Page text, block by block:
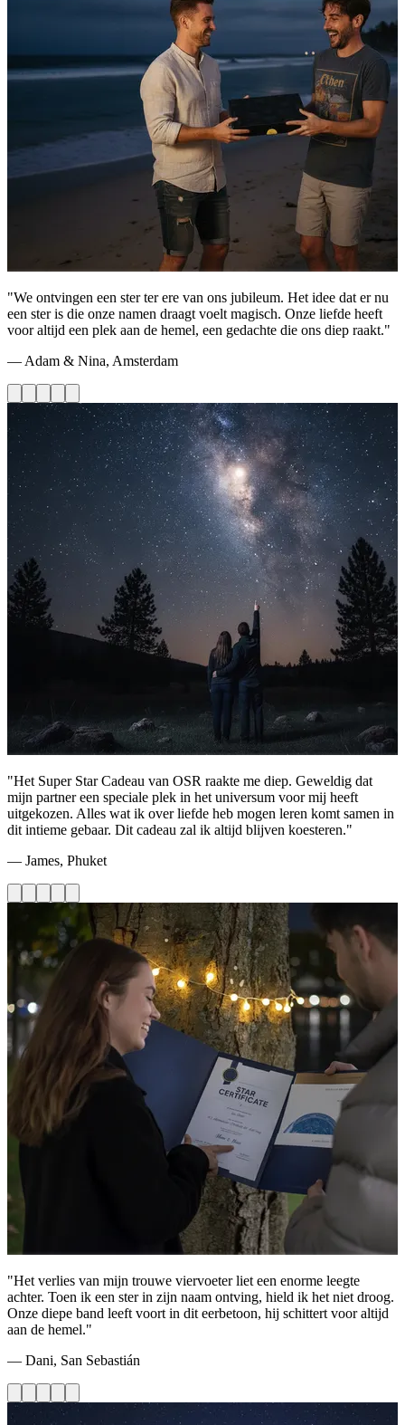
"We ontvingen een ster ter ere van ons jubileum. Het idee dat er nu
een ster is die onze namen draagt voelt magisch. Onze liefde heeft
voor altijd een plek aan de hemel, een gedachte die ons diep raakt."
— Adam & Nina, Amsterdam
"Het Super Star Cadeau van OSR raakte me diep. Geweldig dat
mijn partner een speciale plek in het universum voor mij heeft
uitgekozen. Alles wat ik over liefde heb mogen leren komt samen in
dit intieme gebaar. Dit cadeau zal ik altijd blijven koesteren."
— James, Phuket
"Het verlies van mijn trouwe viervoeter liet een enorme leegte
achter. Toen ik een ster in zijn naam ontving, hield ik het niet droog.
Onze diepe band leeft voort in dit eerbetoon, hij schittert voor altijd
aan de hemel."
— Dani, San Sebastián